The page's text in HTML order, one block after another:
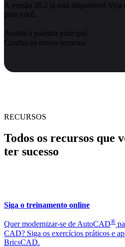
A versão 26.2 já está disponível! Veja
para você.
Assista à palestra principal
Confira os novos recursos
RECURSOS
Todos os recursos que
ter sucesso
Siga o treinamento online
Quer modernizar-se de AutoCAD®
CAD? Siga os exercícios práticos e
BricsCAD.